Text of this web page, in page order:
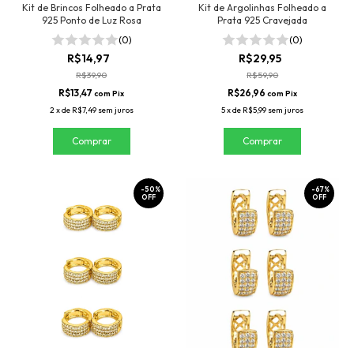
Kit de Brincos Folheado a Prata
925 Ponto de Luz Rosa
(0)
R$14,97
R$39,90
R$13,47com Pix
2xde R$7,49 sem juros
Kit de Argolinhas Folheado a
Prata 925 Cravejada
(0)
R$29,95
R$59,90
R$26,96com Pix
5xde R$5,99 sem juros
-50%
OFF
-67%
OFF